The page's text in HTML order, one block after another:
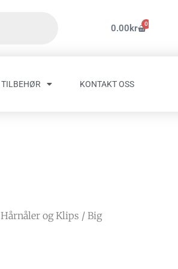
0.00kr 0
Handlekurv
TILBEHØR KONTAKT OSS
Hårnåler og Klips / Big